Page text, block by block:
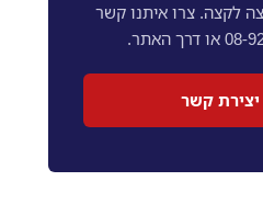
לקצה. צרו איתנו קשר
קשר